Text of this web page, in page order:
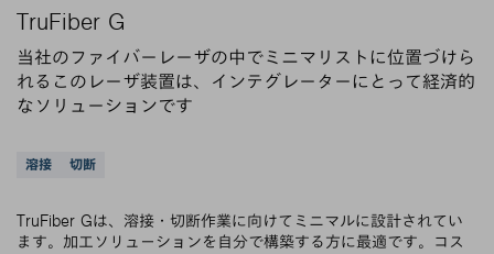
TruFiber G
当社のファイバーレーザの中でミニマリストに位置づけら
れるこのレーザ装置は、インテグレーターにとって経済的
なソリューションです
サポートされているアプリケーション
溶接 切断
TruFiber Gは、溶接・切断作業に向けてミニマルに設計されてい
ます。加工ソリューションを自分で構築する方に最適です。コス